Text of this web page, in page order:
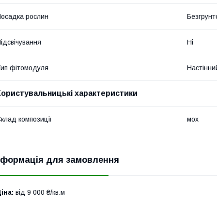
рослин
Ні
фітомодуля
характеристики
композиції мох
для замовлення
від 9 000 ₴/кв.м